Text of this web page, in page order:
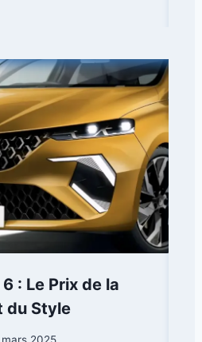
: Le Prix de la
du Style
mars 2025